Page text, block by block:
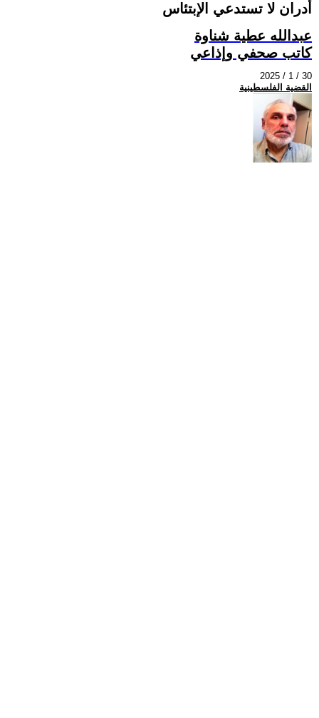
أدران لا تستدعي الإبتئاس
عبدالله عطية شناوة
كاتب صحفي وإذاعي
2025 / 1 / 30
القضية الفلسطينية